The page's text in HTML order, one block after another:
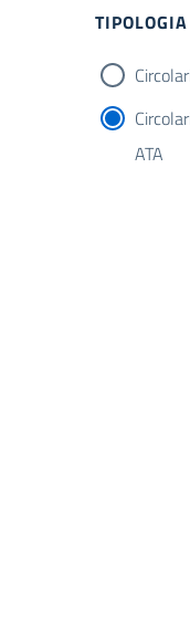
Filtri
TIPOLOGIA
ATA